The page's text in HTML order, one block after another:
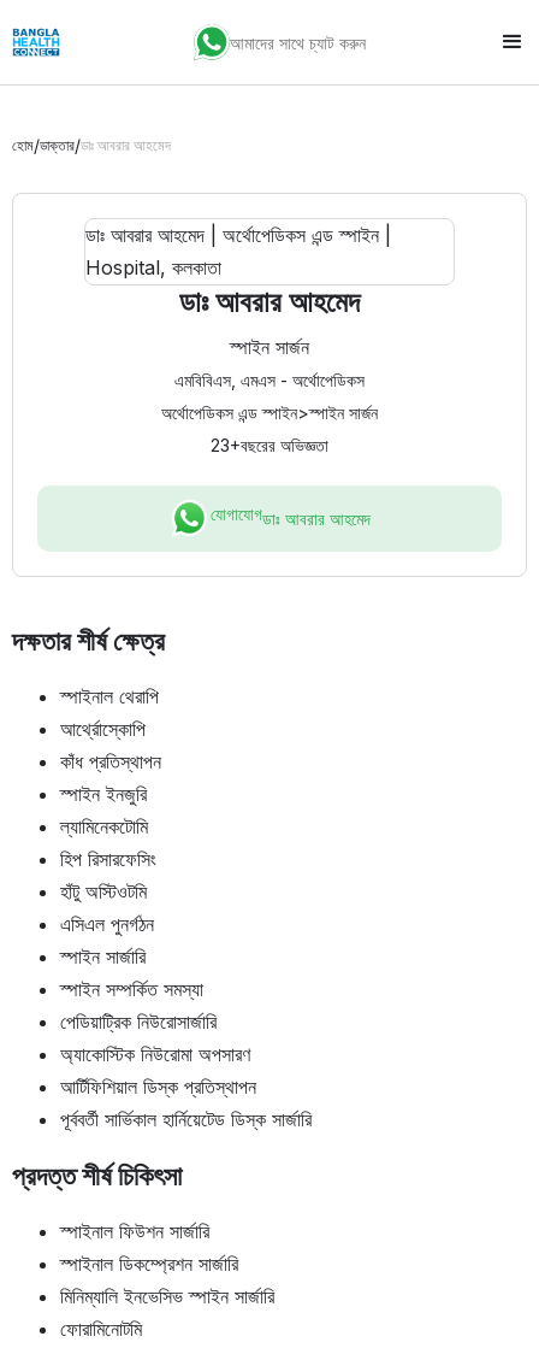
আমাদের সাথে চ্যাট করুন
হোম/ডাক্তার/ডাঃ আবরার আহমেদ
ডাঃ আবরার আহমেদ
স্পাইন সার্জন
এমবিবিএস, এমএস - অর্থোপেডিকস
অর্থোপেডিকস এন্ড স্পাইন>স্পাইন সার্জন
23+বছরের অভিজ্ঞতা
যোগাযোগডাঃ আবরার আহমেদ
দক্ষতার শীর্ষ ক্ষেত্র
স্পাইনাল থেরাপি
আর্থ্রোস্কোপি
কাঁধ প্রতিস্থাপন
স্পাইন ইনজুরি
ল্যামিনেকটোমি
হিপ রিসারফেসিং
হাঁটু অস্টিওটমি
এসিএল পুনর্গঠন
স্পাইন সার্জারি
স্পাইন সম্পর্কিত সমস্যা
পেডিয়াট্রিক নিউরোসার্জারি
অ্যাকোস্টিক নিউরোমা অপসারণ
আর্টিফিশিয়াল ডিস্ক প্রতিস্থাপন
পূর্ববর্তী সার্ভিকাল হার্নিয়েটেড ডিস্ক সার্জারি
প্রদত্ত শীর্ষ চিকিৎসা
স্পাইনাল ফিউশন সার্জারি
স্পাইনাল ডিকম্প্রেশন সার্জারি
মিনিম্যালি ইনভেসিভ স্পাইন সার্জারি
ফোরামিনোটমি